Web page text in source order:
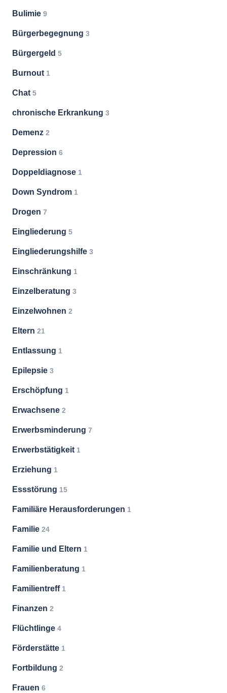
Bulimie 9
Bürgerbegegnung 3
Bürgergeld 5
Burnout 1
Chat 5
chronische Erkrankung 3
Demenz 2
Depression 6
Doppeldiagnose 1
Down Syndrom 1
Drogen 7
Eingliederung 5
Eingliederungshilfe 3
Einschränkung 1
Einzelberatung 3
Einzelwohnen 2
Eltern 21
Entlassung 1
Epilepsie 3
Erschöpfung 1
Erwachsene 2
Erwerbsminderung 7
Erwerbstätigkeit 1
Erziehung 1
Essstörung 15
Familiäre Herausforderungen 1
Familie 24
Familie und Eltern 1
Familienberatung 1
Familientreff 1
Finanzen 2
Flüchtlinge 4
Förderstätte 1
Fortbildung 2
Frauen 6